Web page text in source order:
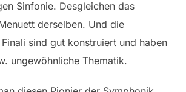
Sinfonie. Desgleichen das
derselben. Und die
sind gut konstruiert und haben
ungewöhnliche Thematik.